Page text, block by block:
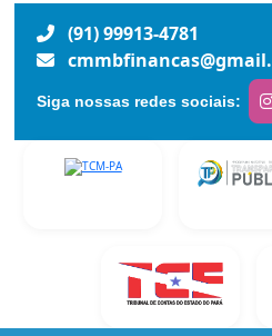
(91) 99913-4781
Siga nossas redes sociais: